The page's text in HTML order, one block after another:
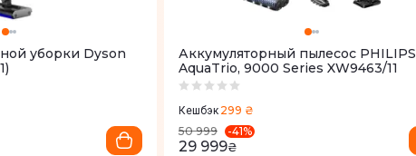
уборки Dyson
Аккумуляторный пылесос PHILIPS
AquaTrio, 9000 Series XW9463/11
Кешбэк 299 ₴
50 999
-41%
29 999₴